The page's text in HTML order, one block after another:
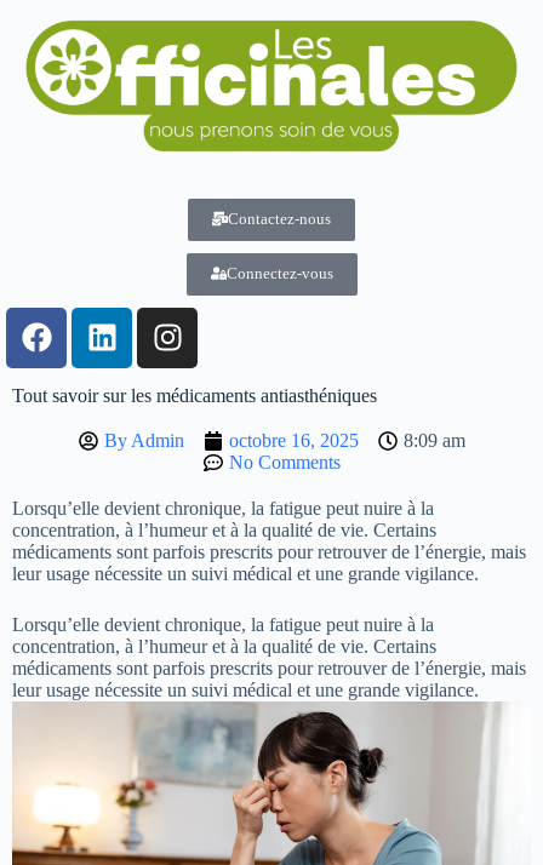
Contactez-nous
Connectez-vous
Tout savoir sur les médicaments antiasthéniques
ByAdmin octobre 16, 2025
8:09 am
No Comments
Lorsqu’elle devient chronique, la fatigue peut nuire à la
concentration, à l’humeur et à la qualité de vie. Certains
médicaments sont parfois prescrits pour retrouver de l’énergie, mais
leur usage nécessite un suivi médical et une grande vigilance.
Lorsqu’elle devient chronique, la fatigue peut nuire à la
concentration, à l’humeur et à la qualité de vie. Certains
médicaments sont parfois prescrits pour retrouver de l’énergie, mais
leur usage nécessite un suivi médical et une grande vigilance.